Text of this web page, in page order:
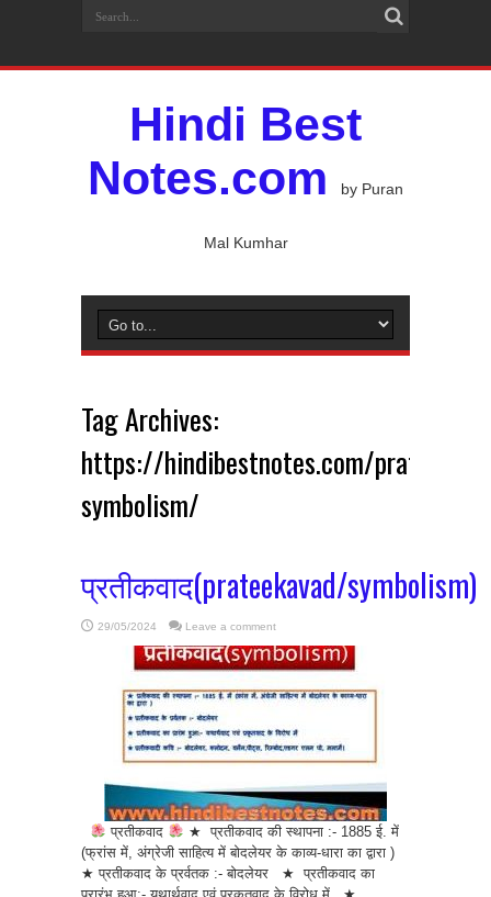
Hindi Best
Notes.com
by Puran
Mal Kumhar
Tag Archives:
https://hindibestnotes.com/
symbolism/
प्रतीकवाद(prateekavad/symbolism)
29/05/2024 Leave a comment
प्रतीकवाद
★ प्रतीकवाद की स्थापना :- 1885 ई. में
(फ्रांस में, अंग्रेजी साहित्य में बोदलेयर के काव्य-धारा का द्वारा )
★ प्रतीकवाद के प्रर्वतक :- बोदलेयर ★ प्रतीकवाद का